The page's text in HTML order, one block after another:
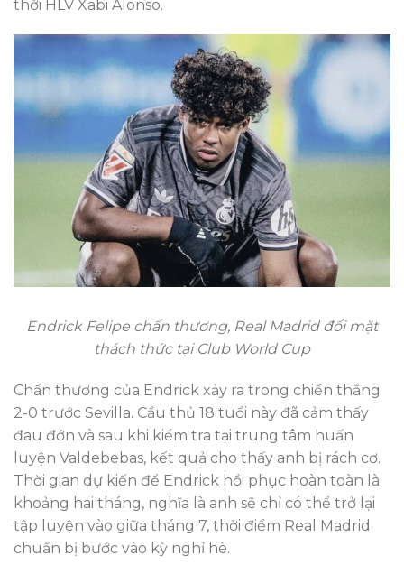
thời HLV Xabi Alonso.
Endrick Felipe chấn thương, Real Madrid đối mặt
thách thức tại Club World Cup
Chấn thương của Endrick xảy ra trong chiến thắng
2-0 trước Sevilla. Cầu thủ 18 tuổi này đã cảm thấy
đau đớn và sau khi kiểm tra tại trung tâm huấn
luyện Valdebebas, kết quả cho thấy anh bị rách cơ.
Thời gian dự kiến để Endrick hồi phục hoàn toàn là
khoảng hai tháng, nghĩa là anh sẽ chỉ có thể trở lại
tập luyện vào giữa tháng 7, thời điểm Real Madrid
chuẩn bị bước vào kỳ nghỉ hè.